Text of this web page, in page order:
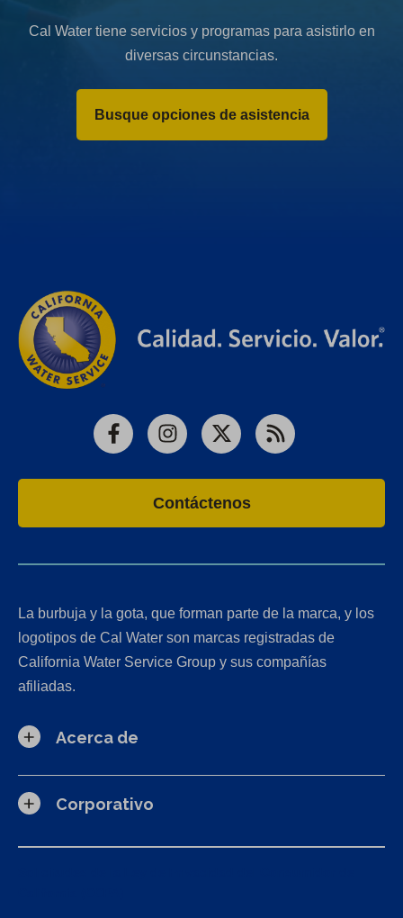
Cal Water tiene servicios y programas para asistirlo en
diversas circunstancias.
Busque opciones de asistencia
FacebookInstagram
X RSS
Contáctenos
La burbuja y la gota, que forman parte de la marca, y los
logotipos de Cal Water son marcas registradas de
California Water Service Group y sus compañías
afiliadas.
Acerca de
Corporativo